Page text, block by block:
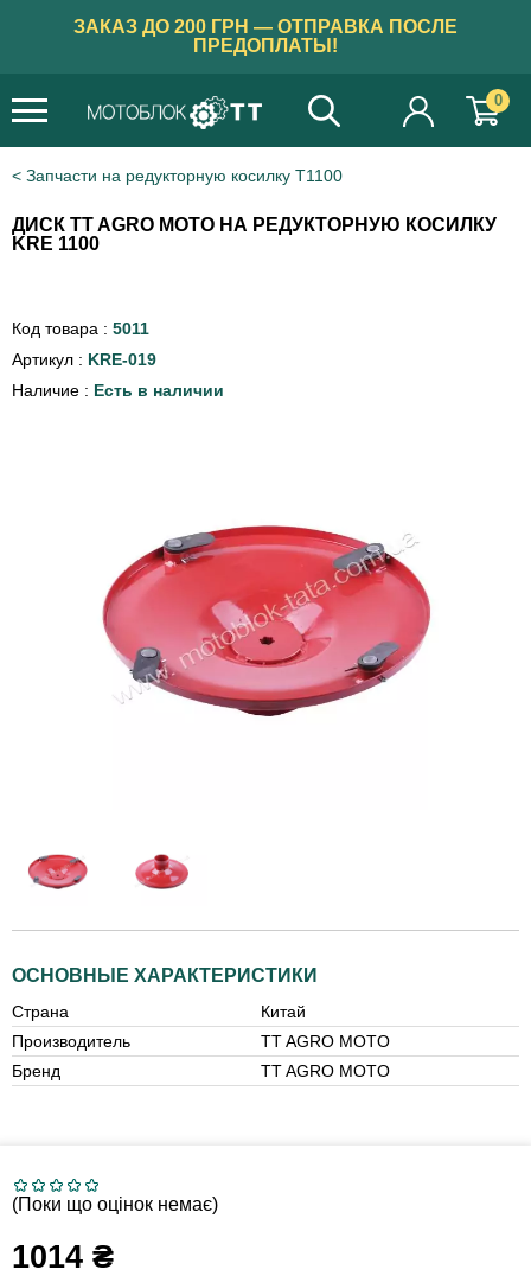
ЗАКАЗ ДО 200 ГРН — ОТПРАВКА ПОСЛЕ
ПРЕДОПЛАТЫ!
0
Запчасти на редукторную косилку Т1100
ДИСК TT AGRO MOTO НА РЕДУКТОРНУЮ КОСИЛКУ
KRE 1100
Код товара : 5011
Артикул : KRE-019
Наличие : Есть в наличии
ОСНОВНЫЕ ХАРАКТЕРИСТИКИ
Страна
Китай
Производитель
TT AGRO MOTO
Бренд
TT AGRO MOTO
(Поки що оцінок немає)
1014 ₴